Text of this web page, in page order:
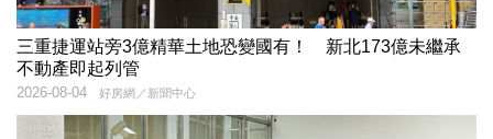
三重捷運站旁3億精華土地恐變國有！ 新北173億未繼承
不動產即起列管
好房網／新聞中心
2026-08-04